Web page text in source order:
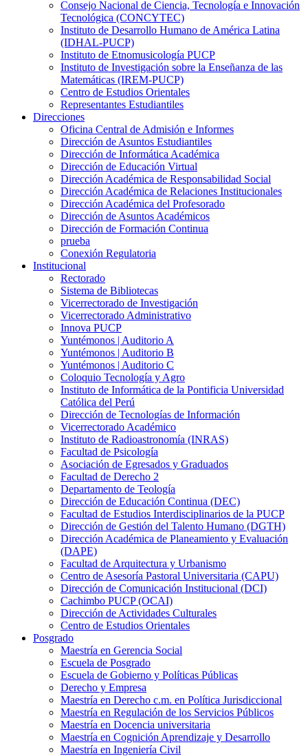
Consejo Nacional de Ciencia, Tecnología e Innovación
Tecnológica (CONCYTEC)
Instituto de Desarrollo Humano de América Latina
(IDHAL-PUCP)
Instituto de Etnomusicología PUCP
Instituto de Investigación sobre la Enseñanza de las
Matemáticas (IREM-PUCP)
Centro de Estudios Orientales
Representantes Estudiantiles
Direcciones
Oficina Central de Admisión e Informes
Dirección de Asuntos Estudiantiles
Dirección de Informática Académica
Dirección de Educación Virtual
Dirección Académica de Responsabilidad Social
Dirección Académica de Relaciones Institucionales
Dirección Académica del Profesorado
Dirección de Asuntos Académicos
Dirección de Formación Continua
prueba
Conexión Regulatoria
Institucional
Rectorado
Sistema de Bibliotecas
Vicerrectorado de Investigación
Vicerrectorado Administrativo
Innova PUCP
Yuntémonos | Auditorio A
Yuntémonos | Auditorio B
Yuntémonos | Auditorio C
Coloquio Tecnología y Agro
Instituto de Informática de la Pontificia Universidad
Católica del Perú
Dirección de Tecnologías de Información
Vicerrectorado Académico
Instituto de Radioastronomía (INRAS)
Facultad de Psicología
Asociación de Egresados y Graduados
Facultad de Derecho 2
Departamento de Teología
Dirección de Educación Continua (DEC)
Facultad de Estudios Interdisciplinarios de la PUCP
Dirección de Gestión del Talento Humano (DGTH)
Dirección Académica de Planeamiento y Evaluación
(DAPE)
Facultad de Arquitectura y Urbanismo
Centro de Asesoría Pastoral Universitaria (CAPU)
Dirección de Comunicación Institucional (DCI)
Cachimbo PUCP (OCAI)
Dirección de Actividades Culturales
Centro de Estudios Orientales
Posgrado
Maestría en Gerencia Social
Escuela de Posgrado
Escuela de Gobierno y Políticas Públicas
Derecho y Empresa
Maestría en Derecho c.m. en Política Jurisdiccional
Maestría en Regulación de los Servicios Públicos
Maestría en Docencia universitaria
Maestría en Cognición Aprendizaje y Desarrollo
Maestría en Ingeniería Civil